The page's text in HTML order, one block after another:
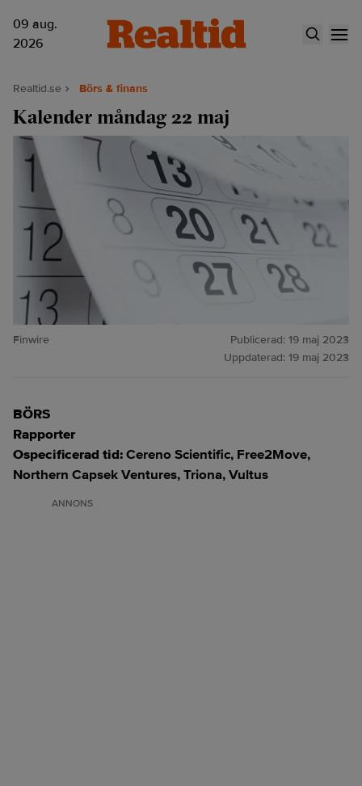
09 aug.
2026
Realtid.se Börs & finans
Kalender måndag 22 maj
Finwire Publicerad: 19 maj 2023
Uppdaterad: 19 maj 2023
BÖRS
Rapporter
Ospecificerad tid:Cereno Scientific, Free2Move,
Northern Capsek Ventures, Triona, Vultus
ANNONS